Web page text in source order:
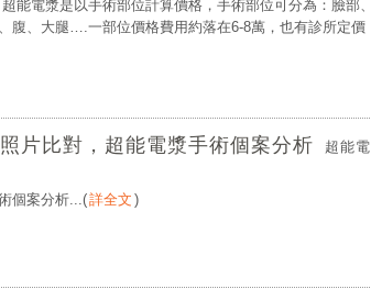
能電漿是以手術部位計算價格，手術部位可分為：臉部、
腹、大腿….一部位價格費用約落在6-8萬，也有診所定價
片比對，超能電漿手術個案分析
超能電
個案分析...(詳全文 )